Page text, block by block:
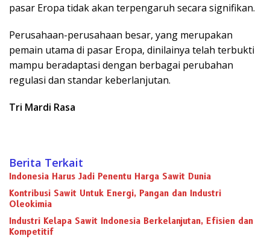
pasar Eropa tidak akan terpengaruh secara signifikan.
Perusahaan-perusahaan besar, yang merupakan
pemain utama di pasar Eropa, dinilainya telah terbukti
mampu beradaptasi dengan berbagai perubahan
regulasi dan standar keberlanjutan.
Tri Mardi Rasa
Berita Terkait
Indonesia Harus Jadi Penentu Harga Sawit Dunia
Kontribusi Sawit Untuk Energi, Pangan dan Industri
Oleokimia
Industri Kelapa Sawit Indonesia Berkelanjutan, Efisien dan
Kompetitif